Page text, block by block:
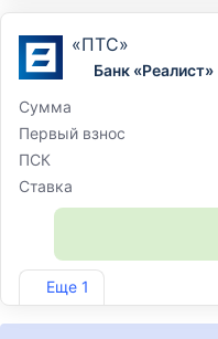
Еще 1
«ПТС»
Банк «Реалист»
Сумма
Первый взнос
ПСК
Ставка
Лиц. №2646